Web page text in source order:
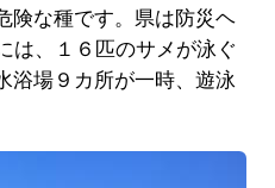
険な種です。県は防災ヘ
は、１６匹のサメが泳ぐ
浴場９カ所が一時、遊泳